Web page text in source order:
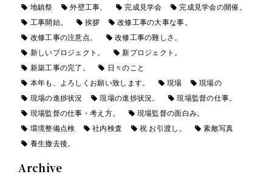
地鎮祭
外壁工事。 完成見学会
完成見学会の開催。
工事開始。
挨拶
改修工事の大事な事。
改修工事の注意点。
改修工事の難しさ。
新しいプロジェクト。
新プロジェクト。
新築工事の完了。
日々のこと
本年も、よろしくお願い致します。
現場
現場の
現場の進捗状況
現場の進捗状況。
現場監督の仕事。
現場監督の仕事・考え方。
現場監督の面白み。
環境整備点検
社内検査 祝 お引渡し。
素敵写真
養生撤去後。
Archive